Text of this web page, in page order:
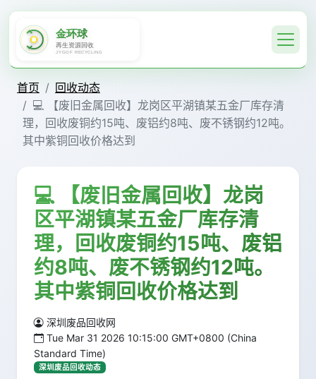
首页
回收动态
💻 【废旧金属回收】龙岗区平湖镇某五金厂库存清
理，回收废铜约15吨、废铝约8吨、废不锈钢约12吨。
其中紫铜回收价格达到
💻 【废旧金属回收】龙岗
区平湖镇某五金厂库存清
理，回收废铜约15吨、废铝
约8吨、废不锈钢约12吨。
其中紫铜回收价格达到
深圳废品回收网
Tue Mar 31 2026 10:15:00 GMT+0800 (China
Standard Time)
深圳废品回收动态